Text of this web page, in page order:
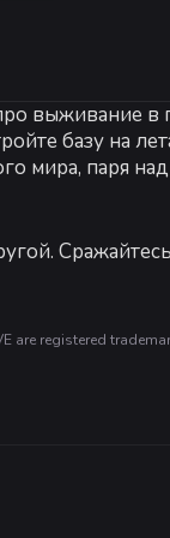
выживание в
базу на
мира, паря
служит
вы можете
are registered
Early